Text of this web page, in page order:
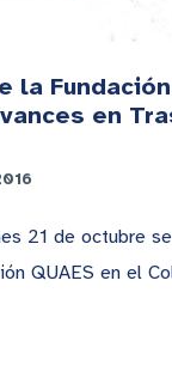
la
en
21 de octubre
QUAES en el